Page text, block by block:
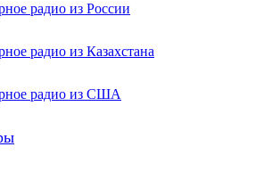
радио из России
радио из Казахстана
радио из США